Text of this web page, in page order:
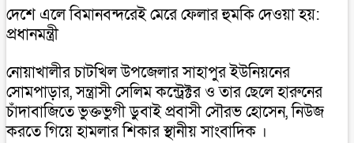
দেশে এলে বিমানবন্দরেই মেরে ফেলার হুমকি দেওয়া হয়:
প্রধানমন্ত্রী
নোয়াখালীর চাটখিল উপজেলার সাহাপুর ইউনিয়নের
সোমপাড়ার, সন্ত্রাসী সেলিম কন্ট্রেক্টর ও তার ছেলে হারুনের
চাঁদাবাজিতে ভুক্তভুগী ডুবাই প্রবাসী সৌরভ হোসেন, নিউজ
করতে গিয়ে হামলার শিকার স্থানীয় সাংবাদিক ।